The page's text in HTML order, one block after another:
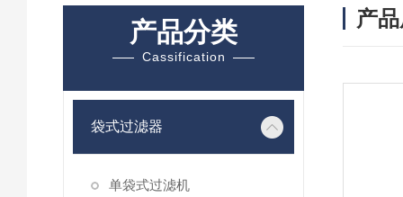
产品分类
Cassification
袋式过滤器
单袋式过滤机
产